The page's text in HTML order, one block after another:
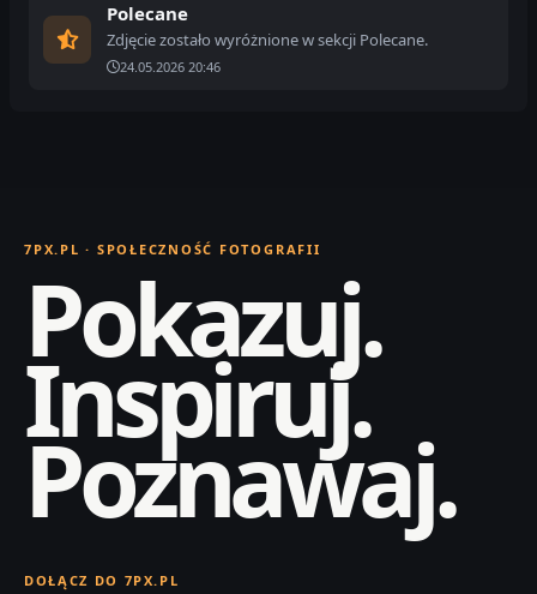
Polecane
Zdjęcie zostało wyróżnione w sekcji Polecane.
24.05.2026 20:46
7PX.PL · SPOŁECZNOŚĆ FOTOGRAFII
Pokazuj.
Inspiruj.
Poznawaj.
DOŁĄCZ DO 7PX.PL